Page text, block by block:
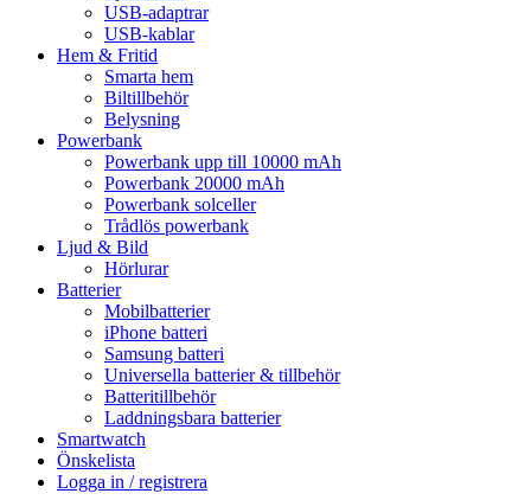
USB-adaptrar
USB-kablar
Hem & Fritid
Smarta hem
Biltillbehör
Belysning
Powerbank
Powerbank upp till 10000 mAh
Powerbank 20000 mAh
Powerbank solceller
Trådlös powerbank
Ljud & Bild
Hörlurar
Batterier
Mobilbatterier
iPhone batteri
Samsung batteri
Universella batterier & tillbehör
Batteritillbehör
Laddningsbara batterier
Smartwatch
Önskelista
Logga in / registrera